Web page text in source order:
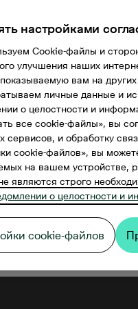
Хотите
настройками
Cookie-файлы и
улучшения наших
вам на
личные данные и
о целостности и
все cookie-файлы», вы
сервисов, и обработку
cookie-файлов», вы
на вашем устройстве,
являются строго
о целостности и
cookie-файлов